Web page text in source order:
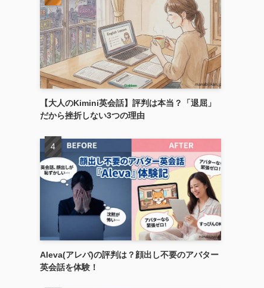
【大人のKimini英会話】評判は本当？「退屈」
だから挫折しない3つの理由
Aleva(アレバ)の評判は？顔出し不要のアバター
英会話を体験！